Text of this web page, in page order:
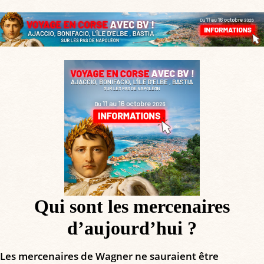
Qui sont les mercenaires
d’aujourd’hui ?
Les mercenaires de Wagner ne sauraient être